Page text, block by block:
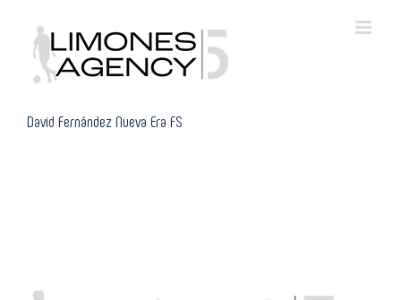
content
David Fernández Nueva Era FS